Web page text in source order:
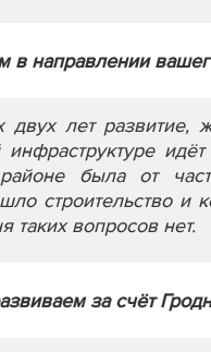
направлении
лет развитие,
была от
строительство
таких вопросов нет.
за счёт